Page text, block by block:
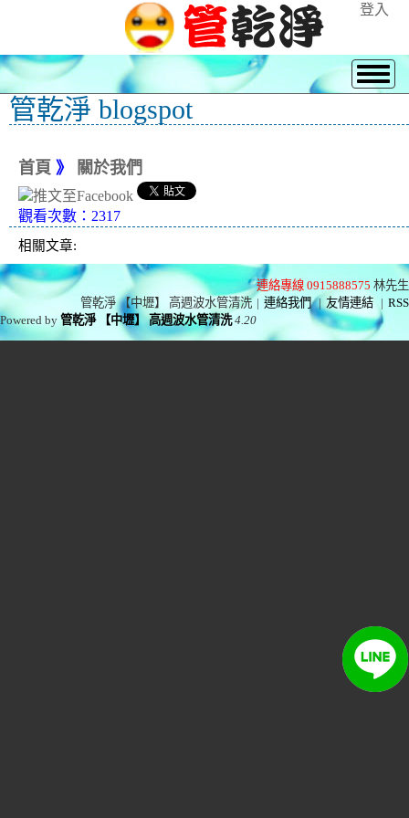
登入
管乾淨 blogspot
首頁 》 關於我們
觀看次數：2317
相關文章:
連絡專線 0915888575 林先生
管乾淨 【中壢】 高週波水管清洗 | 連絡我們 | 友情連結 | RSS
Powered by管乾淨 【中壢】 高週波水管清洗 4.20